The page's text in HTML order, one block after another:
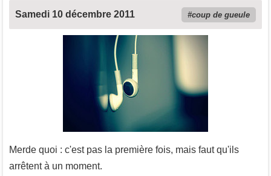
Samedi 10 décembre 2011 coup de gueule
Merde quoi : c'est pas la première fois, mais faut qu'ils
arrêtent à un moment.